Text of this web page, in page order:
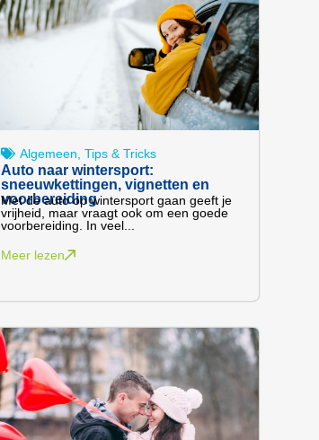
Algemeen ,Tips & Tricks
Auto naar wintersport:
sneeuwkettingen, vignetten en
voorbereiding
Met de auto op wintersport gaan geeft je
vrijheid, maar vraagt ook om een goede
voorbereiding. In veel...
Meer lezen